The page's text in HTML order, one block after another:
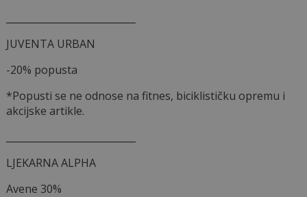
JUVENTA URBAN
-20% popusta
*Popusti se ne odnose na fitnes, biciklističku opremu i
akcijske artikle.
LJEKARNA ALPHA
Avene 30%